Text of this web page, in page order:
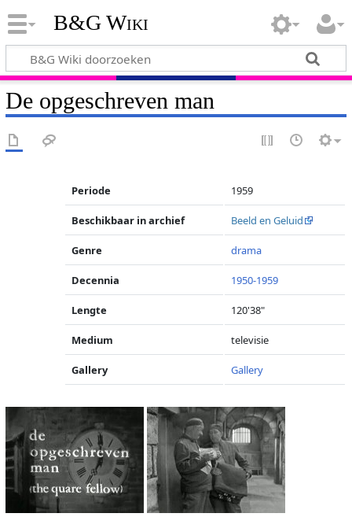
B&G Wiki
De opgeschreven man
Periode 1959
Beschikbaar in archief Beeld en Geluid
Genre drama
Decennia 1950-1959
Lengte 120'38"
Medium televisie
Gallery Gallery